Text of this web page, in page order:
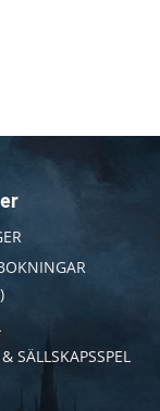
SÄLLSKAPSSPEL